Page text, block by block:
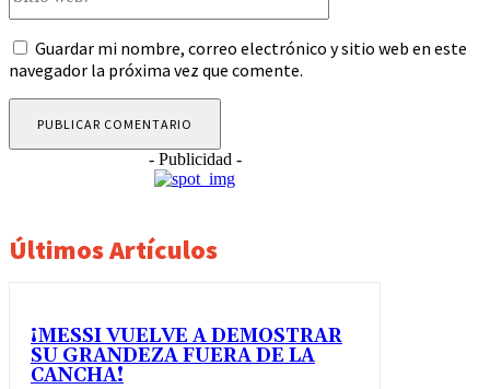
Guardar mi nombre, correo electrónico y sitio web en este
navegador la próxima vez que comente.
- Publicidad -
Últimos Artículos
¡MESSI VUELVE A DEMOSTRAR
SU GRANDEZA FUERA DE LA
CANCHA!